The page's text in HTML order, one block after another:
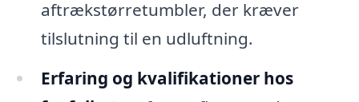
aftrækstørretumbler, der kræver
tilslutning til en udluftning.
Erfaring og kvalifikationer hos